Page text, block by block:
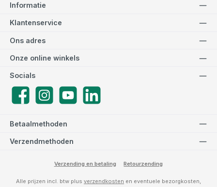
Informatie
Klantenservice
Betaalmethoden
Verzendmethoden
Ons adres
Socials
FacebookInstagramYouTube LinkedIn
Onze online winkels
Verzending en betaling Retourzending
Alle prijzen incl. btw plus verzendkosten en eventuele bezorgkosten,